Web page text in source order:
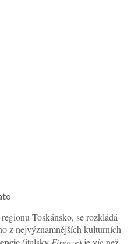
Toskánsko, se rozkládá
z nejvýznamnějších kulturních